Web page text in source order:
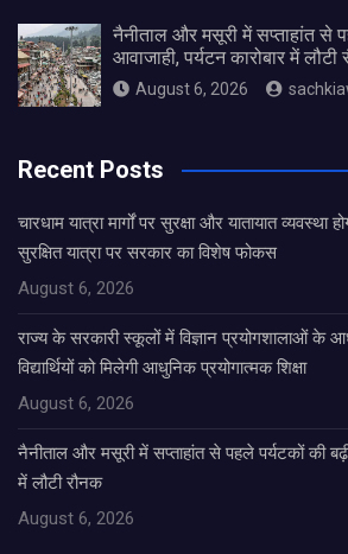
नैनीताल और मसूरी में सप्ताहांत से
आवाजाही, पर्यटन कारोबार में लौटी
August 6, 2026
Recent Posts
चारधाम यात्रा मार्गों पर सुरक्षा और यातायात
सुरक्षित यात्रा पर सरकार का विशेष फोकस
August 6, 2026
राज्य के सरकारी स्कूलों में विज्ञान प्रयोगशालाओं के
विद्यार्थियों को मिलेगी आधुनिक प्रयोगात्मक शिक्षा
August 6, 2026
नैनीताल और मसूरी में सप्ताहांत से पहले पर्यटकों की
में लौटी रौनक
August 6, 2026